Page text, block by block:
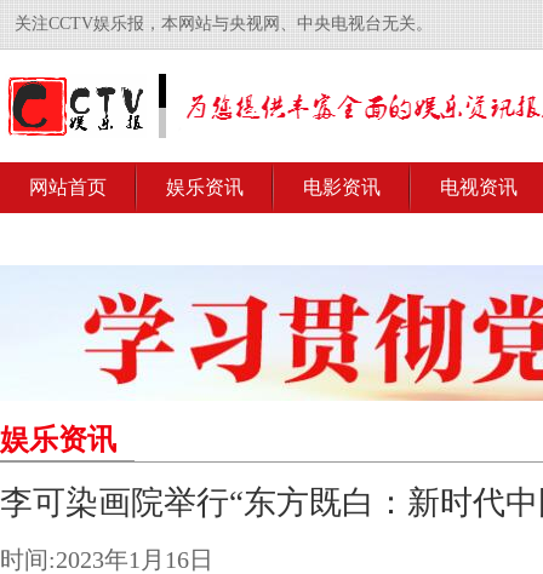
关注CCTV娱乐报，本网站与央视网、中央电视台无关。
网站首页 娱乐资讯 电影资讯 电视资讯
娱乐资讯
李可染画院举行“东方既白：新时代
时间:2023年1月16日